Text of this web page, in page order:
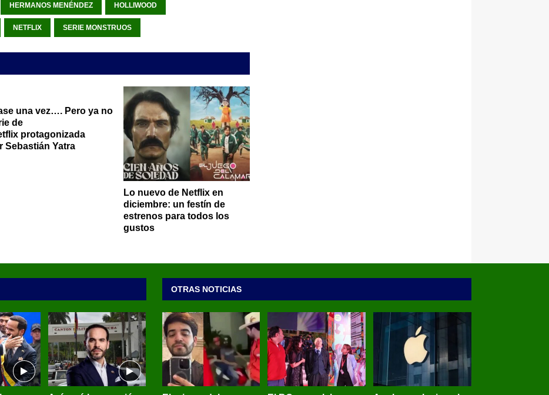
HERMANOS MENÉNDEZ HOLLIWOOD
NETFLIX SERIE MONSTRUOS
una vez…. Pero ya no
de
protagonizada
Sebastián Yatra
Lo nuevo de Netflix en
diciembre: un festín de
estrenos para todos los
gustos
OTRAS NOTICIAS